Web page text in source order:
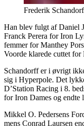
Frederik
Han blev fulgt af Daniel
Franck Perera for Iron
femmer for Manthey
Voorde klarede cuttet
Schandorff er i øvrigt
sig i Hyperpole. Det
D’Station Racing i 8.
for Iron Dames og endte
Mikkel O. Pedersens
mens Conrad Laursen